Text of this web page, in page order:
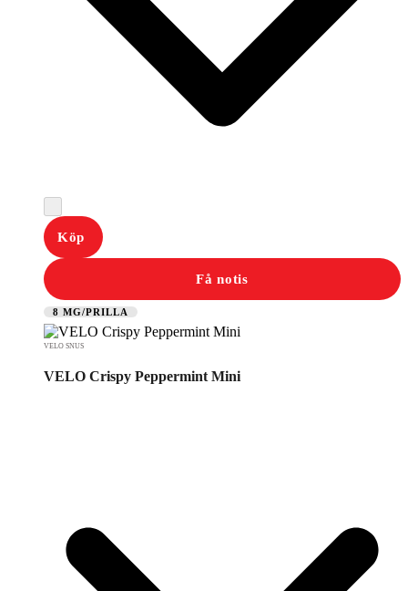
Köp
Få notis
8 MG/PRILLA
VELO SNUS
VELO Crispy Peppermint Mini